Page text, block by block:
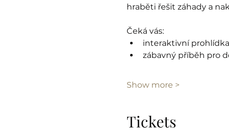
hraběti řešit záhady a
Čeká vás:
interaktivní
zábavný příběh pro
Show more >
Tickets